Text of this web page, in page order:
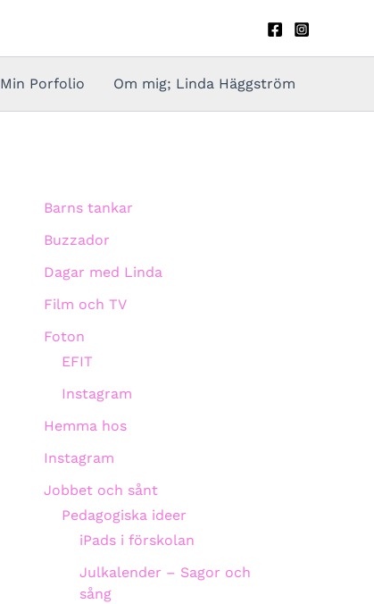
Min Porfolio Om mig; Linda Häggström
Barns tankar
Buzzador
Dagar med Linda
Film och TV
Foton
EFIT
Instagram
Hemma hos
Instagram
Jobbet och sånt
Pedagogiska ideer
iPads i förskolan
Julkalender – Sagor och
sång